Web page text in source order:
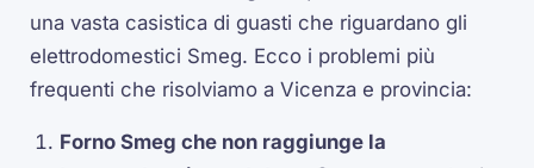
una vasta casistica di guasti che riguardano gli
elettrodomestici Smeg. Ecco i problemi più
frequenti che risolviamo a Vicenza e provincia:
Forno Smeg che non raggiunge la